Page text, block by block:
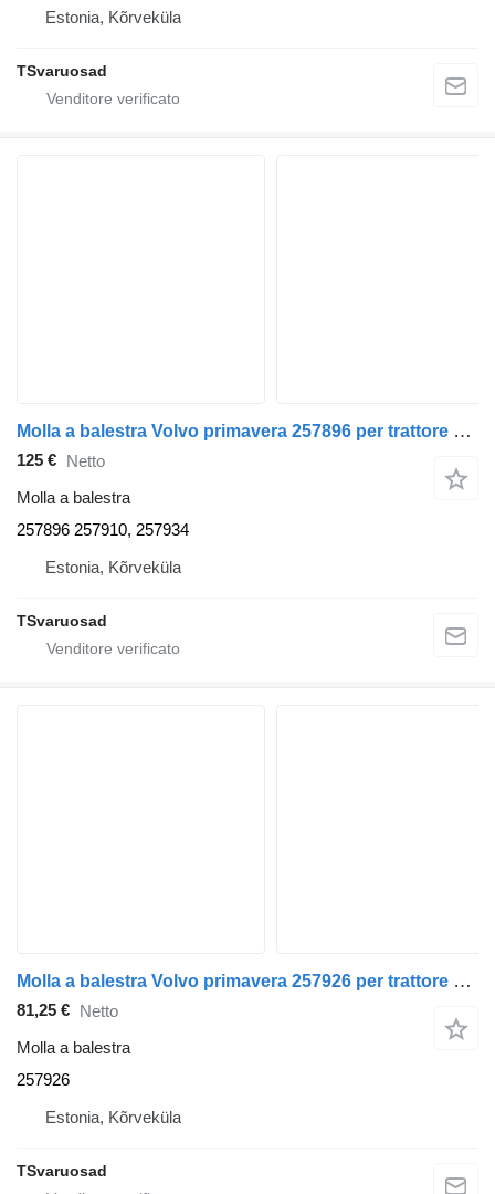
Estonia, Kõrveküla
TSvaruosad
Molla a balestra Volvo primavera 257896 per trattore stradale Volvo FH12
125 € Netto
Molla a balestra
257896 257910, 257934
Estonia, Kõrveküla
TSvaruosad
Molla a balestra Volvo primavera 257926 per trattore stradale Volvo FM9
81,25 € Netto
Molla a balestra
257926
Estonia, Kõrveküla
TSvaruosad